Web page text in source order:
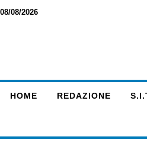
08/08/2026
HOME REDAZIONE